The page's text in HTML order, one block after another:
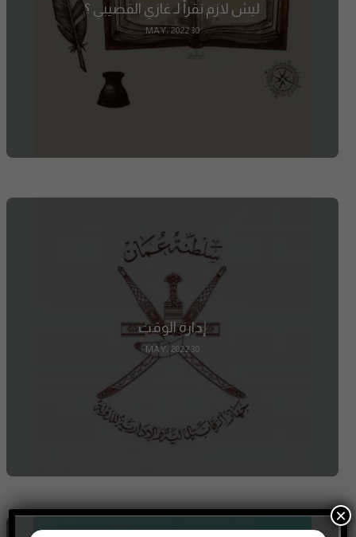
ليش لازم تقرأ لـ غازي القصيبي ؟
30 MAY، 2022
إدارة الوقت
30 MAY، 2022
×